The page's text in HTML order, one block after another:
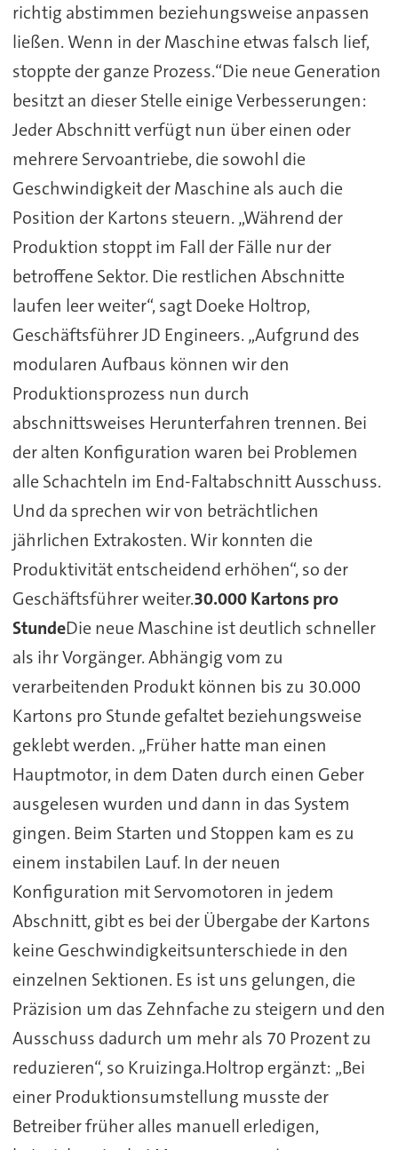
richtig abstimmen beziehungsweise anpassen
ließen. Wenn in der Maschine etwas falsch lief,
stoppte der ganze Prozess.“Die neue Generation
besitzt an dieser Stelle einige Verbesserungen:
Jeder Abschnitt verfügt nun über einen oder
mehrere Servoantriebe, die sowohl die
Geschwindigkeit der Maschine als auch die
Position der Kartons steuern. „Während der
Produktion stoppt im Fall der Fälle nur der
betroffene Sektor. Die restlichen Abschnitte
laufen leer weiter“, sagt Doeke Holtrop,
Geschäftsführer JD Engineers. „Aufgrund des
modularen Aufbaus können wir den
Produktionsprozess nun durch
abschnittsweises Herunterfahren trennen. Bei
der alten Konfiguration waren bei Problemen
alle Schachteln im End-Faltabschnitt Ausschuss.
Und da sprechen wir von beträchtlichen
jährlichen Extrakosten. Wir konnten die
Produktivität entscheidend erhöhen“, so der
Geschäftsführer weiter.30.000 Kartons pro
StundeDie neue Maschine ist deutlich schneller
als ihr Vorgänger. Abhängig vom zu
verarbeitenden Produkt können bis zu 30.000
Kartons pro Stunde gefaltet beziehungsweise
geklebt werden. „Früher hatte man einen
Hauptmotor, in dem Daten durch einen Geber
ausgelesen wurden und dann in das System
gingen. Beim Starten und Stoppen kam es zu
einem instabilen Lauf. In der neuen
Konfiguration mit Servomotoren in jedem
Abschnitt, gibt es bei der Übergabe der Kartons
keine Geschwindigkeitsunterschiede in den
einzelnen Sektionen. Es ist uns gelungen, die
Präzision um das Zehnfache zu steigern und den
Ausschuss dadurch um mehr als 70 Prozent zu
reduzieren“, so Kruizinga.Holtrop ergänzt: „Bei
einer Produktionsumstellung musste der
Betreiber früher alles manuell erledigen,